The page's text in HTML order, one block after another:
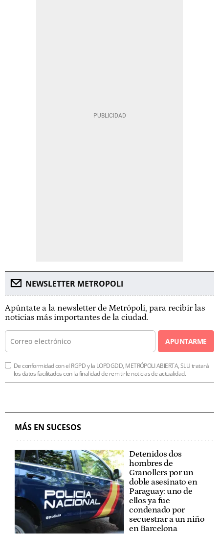
NEWSLETTER METROPOLI
Apúntate a la newsletter de Metrópoli, para recibir las
noticias más importantes de la ciudad.
APUNTARME
De conformidad con el RGPD y la LOPDGDD, METRÓPOLI ABIERTA, SLU tratará
los datos facilitados con la finalidad de remitirle noticias de actualidad.
MÁS EN SUCESOS
Detenidos dos
hombres de
Granollers por un
doble asesinato en
Paraguay: uno de
ellos ya fue
condenado por
secuestrar a un niño
en Barcelona